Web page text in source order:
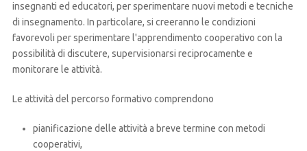
insegnanti ed educatori, per sperimentare nuovi metodi e tecniche
di insegnamento. In particolare, si creeranno le condizioni
favorevoli per sperimentare l'apprendimento cooperativo con la
possibilità di discutere, supervisionarsi reciprocamente e
monitorare le attività.
Le attività del percorso formativo comprendono
pianificazione delle attività a breve termine con metodi
cooperativi,